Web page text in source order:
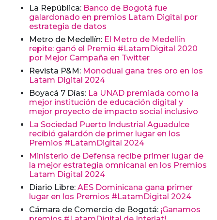
La República: Banco de Bogotá fue
galardonado en premios Latam Digital por
estrategia de datos
Metro de Medellín: El Metro de Medellín
repite: ganó el Premio #LatamDigital 2020
por Mejor Campaña en Twitter
Revista P&M: Monodual gana tres oro en los
Latam Digital 2024
Boyacá 7 Días: La UNAD premiada como la
mejor institución de educación digital y
mejor proyecto de impacto social inclusivo
La Sociedad Puerto Industrial Aguadulce
recibió galardón de primer lugar en los
Premios #LatamDigital 2024
Ministerio de Defensa recibe primer lugar de
la mejor estrategia omnicanal en los Premios
Latam Digital 2024
Diario Libre: AES Dominicana gana primer
lugar en los Premios #LatamDigital 2024
Cámara de Comercio de Bogotá: ¡Ganamos